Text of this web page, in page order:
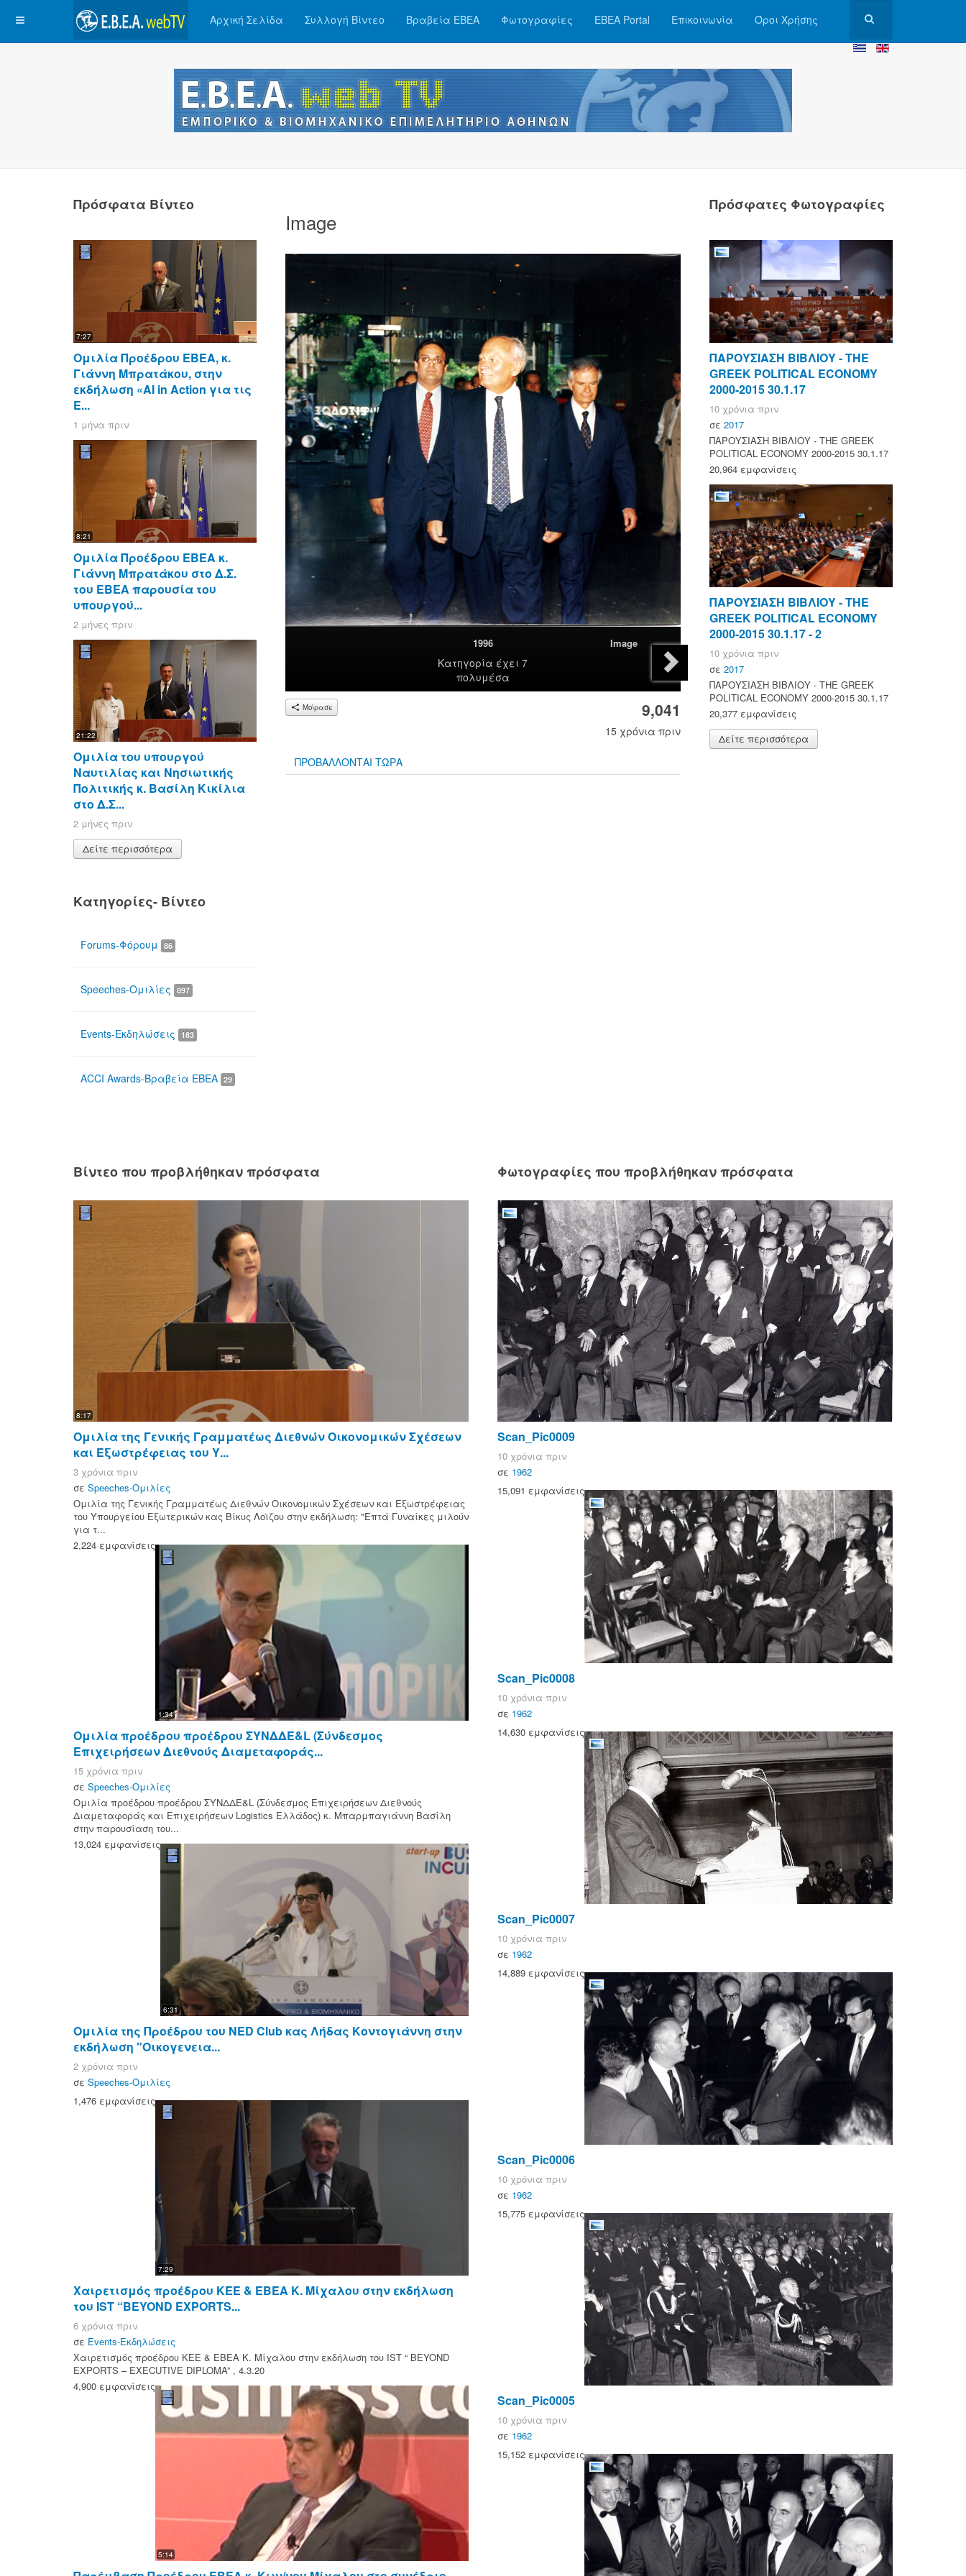
Αρχική Σελίδα Συλλογή Βίντεο Βραβεία ΕΒΕΑ Φωτογραφίες ΕΒΕΑ Portal Επικοινωνία Όροι Χρήσης
Image
1996
Κατηγορία έχει 7
πολυμέσα
Image
Μοίρασε 9,041
15 χρόνια πριν
ΠΡΟΒΑΛΛΟΝΤΑΙ ΤΩΡΑ
Πρόσφατα Βίντεο
7:27
Ομιλία Προέδρου ΕΒΕΑ, κ.
Γιάννη Μπρατάκου, στην
εκδήλωση «AI in Action για τις
Ε...
1 μήνα πριν
8:21
Ομιλία Προέδρου ΕΒΕΑ κ.
Γιάννη Μπρατάκου στο Δ.Σ.
του ΕΒΕΑ παρουσία του
υπουργού...
2 μήνες πριν
21:22
Ομιλία του υπουργού
Ναυτιλίας και Νησιωτικής
Πολιτικής κ. Βασίλη Κικίλια
στο Δ.Σ...
2 μήνες πριν
Δείτε περισσότερα
Κατηγορίες- Βίντεο
Forums-Φόρουμ 86
Speeches-Ομιλίες 897
Events-Εκδηλώσεις 183
ACCI Awards-Βραβεία ΕΒΕΑ 29
Πρόσφατες Φωτογραφίες
ΠΑΡΟΥΣΙΑΣΗ ΒΙΒΛΙΟΥ - ΤΗΕ
GREEK POLITICAL ECONOMY
2000-2015 30.1.17
10 χρόνια πριν
σε 2017
ΠΑΡΟΥΣΙΑΣΗ ΒΙΒΛΙΟΥ - ΤΗΕ GREEK
POLITICAL ECONOMY 2000-2015 30.1.17
20,964 εμφανίσεις
ΠΑΡΟΥΣΙΑΣΗ ΒΙΒΛΙΟΥ - ΤΗΕ
GREEK POLITICAL ECONOMY
2000-2015 30.1.17 - 2
10 χρόνια πριν
σε 2017
ΠΑΡΟΥΣΙΑΣΗ ΒΙΒΛΙΟΥ - ΤΗΕ GREEK
POLITICAL ECONOMY 2000-2015 30.1.17
20,377 εμφανίσεις
Δείτε περισσότερα
Βίντεο που προβλήθηκαν πρόσφατα
8:17
Ομιλία της Γενικής Γραμματέως Διεθνών Οικονομικών Σχέσεων
και Εξωστρέφειας του Υ...
3 χρόνια πριν
σε Speeches-Ομιλίες
Ομιλία της Γενικής Γραμματέως Διεθνών Οικονομικών Σχέσεων και Εξωστρέφειας
του Υπουργείου Εξωτερικών κας Βίκυς Λοϊζου στην εκδήλωση: "Επτά Γυναίκες μιλούν
για τ...
2,224 εμφανίσεις
1:34
Ομιλία προέδρου προέδρου ΣΥΝΔΔΕ&L (Σύνδεσμος
Επιχειρήσεων Διεθνούς Διαμεταφοράς...
15 χρόνια πριν
σε Speeches-Ομιλίες
Ομιλία προέδρου προέδρου ΣΥΝΔΔΕ&L (Σύνδεσμος Επιχειρήσεων Διεθνούς
Διαμεταφοράς και Επιχειρήσεων Logistics Ελλάδος) κ. Μπαρμπαγιάννη Βασίλη
στην παρουσίαση του...
13,024 εμφανίσεις
6:31
Ομιλία της Προέδρου του NED Club κας Λήδας Κοντογιάννη στην
εκδήλωση "Οικογενεια...
2 χρόνια πριν
σε Speeches-Ομιλίες
1,476 εμφανίσεις
7:29
Χαιρετισμός προέδρου ΚΕΕ & ΕΒΕΑ Κ. Μίχαλου στην εκδήλωση
του IST “BEYOND EXPORTS...
6 χρόνια πριν
σε Events-Εκδηλώσεις
Χαιρετισμός προέδρου ΚΕΕ & ΕΒΕΑ Κ. Μίχαλου στην εκδήλωση του IST “ BEYOND
EXPORTS – EXECUTIVE DIPLOMA” , 4.3.20
4,900 εμφανίσεις
5:14
Φωτογραφίες που προβλήθηκαν πρόσφατα
Scan_Pic0009
10 χρόνια πριν
σε 1962
15,091 εμφανίσεις
Scan_Pic0008
10 χρόνια πριν
σε 1962
14,630 εμφανίσεις
Scan_Pic0007
10 χρόνια πριν
σε 1962
14,889 εμφανίσεις
Scan_Pic0006
10 χρόνια πριν
σε 1962
15,775 εμφανίσεις
Scan_Pic0005
10 χρόνια πριν
σε 1962
15,152 εμφανίσεις